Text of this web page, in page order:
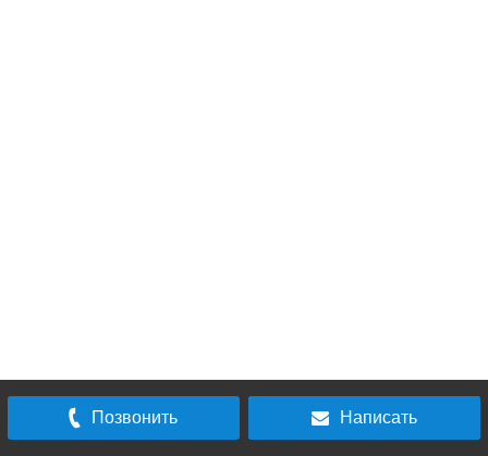
Позвонить отправить
Написать